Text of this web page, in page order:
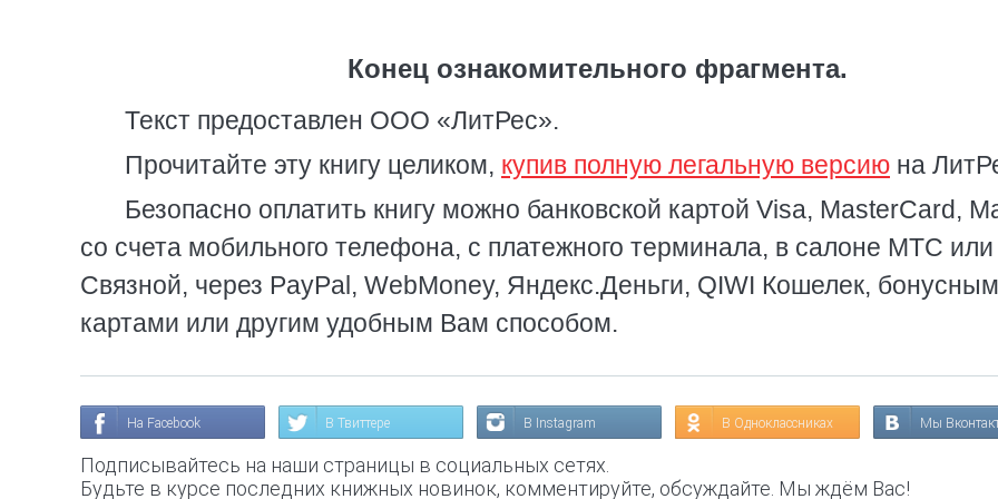
Конец ознакомительного фрагмента.
Текст предоставлен ООО «ЛитРес».
Прочитайте эту книгу целиком, купив полную легальную версию на
Безопасно оплатить книгу можно банковской картой Visa, MasterCard,
со счета мобильного телефона, с платежного терминала, в салоне МТС или
Связной, через PayPal, WebMoney, Яндекс.Деньги, QIWI Кошелек,
картами или другим удобным Вам способом.
На Facebook В Твиттере В Instagram В Одноклассниках Мы
Подписывайтесь на наши страницы в социальных сетях.
Будьте в курсе последних книжных новинок, комментируйте, обсуждайте. Мы ждём Вас!